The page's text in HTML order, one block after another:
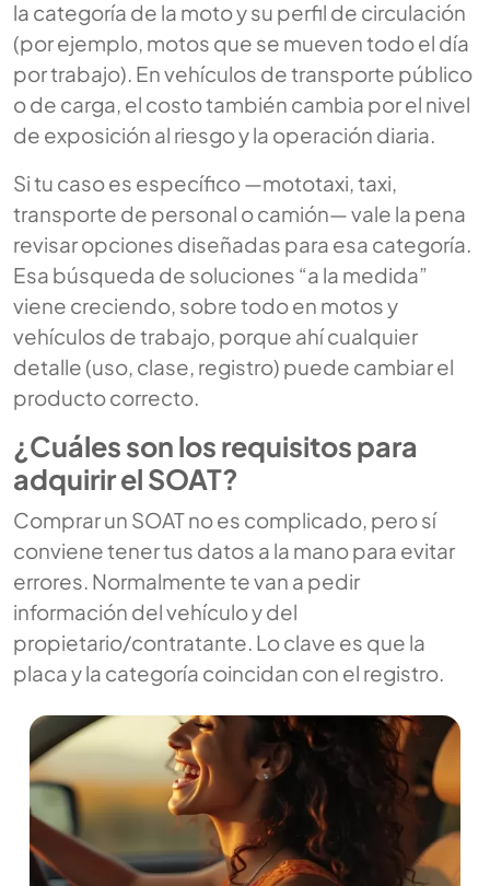
la categoría de la moto y su perfil de circulación
(por ejemplo, motos que se mueven todo el día
por trabajo). En vehículos de transporte público
o de carga, el costo también cambia por el nivel
de exposición al riesgo y la operación diaria.
Si tu caso es específico —mototaxi, taxi,
transporte de personal o camión— vale la pena
revisar opciones diseñadas para esa categoría.
Esa búsqueda de soluciones “a la medida”
viene creciendo, sobre todo en motos y
vehículos de trabajo, porque ahí cualquier
detalle (uso, clase, registro) puede cambiar el
producto correcto.
¿Cuáles son los requisitos para
adquirir el SOAT?
Comprar un SOAT no es complicado, pero sí
conviene tener tus datos a la mano para evitar
errores. Normalmente te van a pedir
información del vehículo y del
propietario/contratante. Lo clave es que la
placa y la categoría coincidan con el registro.